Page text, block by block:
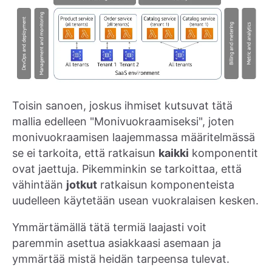
Toisin sanoen, joskus ihmiset kutsuvat tätä
mallia edelleen "Monivuokraamiseksi", joten
monivuokraamisen laajemmassa määritelmässä
se ei tarkoita, että ratkaisun kaikki komponentit
ovat jaettuja. Pikemminkin se tarkoittaa, että
vähintään jotkut ratkaisun komponenteista
uudelleen käytetään usean vuokralaisen kesken.
Ymmärtämällä tätä termiä laajasti voit
paremmin asettua asiakkaasi asemaan ja
ymmärtää mistä heidän tarpeensa tulevat.